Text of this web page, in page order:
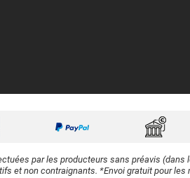
par les producteurs sans préavis
et non contraignants. *Envoi gratuit pour